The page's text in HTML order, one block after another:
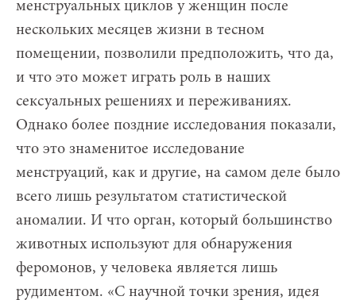
менструальных циклов у женщин после
нескольких месяцев жизни в тесном
помещении, позволили предположить, что да,
и что это может играть роль в наших
сексуальных решениях и переживаниях.
Однако более поздние исследования показали,
что это знаменитое исследование
менструаций, как и другие, на самом деле было
всего лишь результатом статистической
аномалии. И что орган, который большинство
животных используют для обнаружения
феромонов, у человека является лишь
рудиментом. «С научной точки зрения, идея